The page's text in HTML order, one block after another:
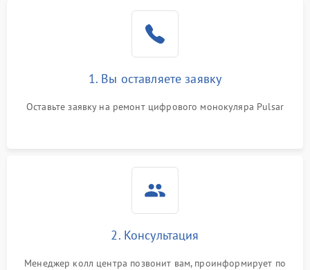
1. Вы оставляете заявку
Оставьте заявку на ремонт цифрового монокуляра Pulsar
2. Консультация
Менеджер колл центра позвонит вам, проинформирует по